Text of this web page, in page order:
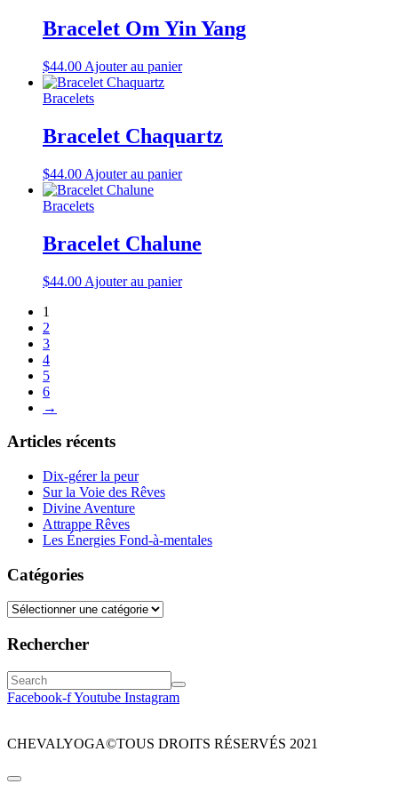
Bracelet Om Yin Yang
$44.00 Ajouter au panier
Bracelets
Bracelet Chaquartz
$44.00 Ajouter au panier
Bracelets
Bracelet Chalune
$44.00 Ajouter au panier
1
2
3
4
5
6
→
Articles récents
Dix-gérer la peur
Sur la Voie des Rêves
Divine Aventure
Attrappe Rêves
Les Énergies Fond-à-mentales
Catégories
Rechercher
Facebook-fYoutube Instagram
CHEVALYOGA©TOUS DROITS RÉSERVÉS 2021